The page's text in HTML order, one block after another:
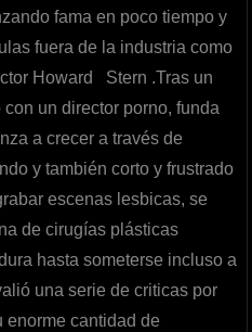
fama en poco tiempo y
fuera de la industria como
Howard Stern .Tras un
un director porno, funda
a crecer a través de
y también corto y frustrado
escenas lesbicas, se
de cirugías plásticas
hasta someterse incluso a
una serie de criticas por
enorme cantidad de